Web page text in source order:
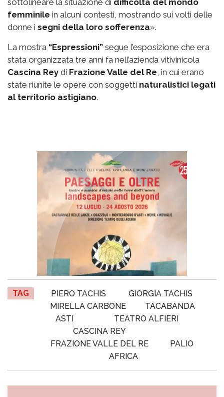
femminile in alcuni contesti, mostrando sui volti delle
donne i segni della loro sofferenza».
La mostra “Espressioni” segue l’esposizione che era
stata organizzata tre anni fa nell’azienda vitivinicola
Cascina Rey di Frazione Valle del Re , in cui erano
state riunite le opere con soggetti naturalistici legati
al territorio astigiano.
TAG PIERO TACHIS
GIORGIA TACHIS
MIRELLA CARBONE
TACABANDA
ASTI
TEATRO ALFIERI
CASCINA REY
FRAZIONE VALLE DEL RE
PALIO
AFRICA